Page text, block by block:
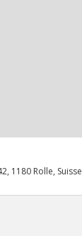
1180 Rolle, Suisse